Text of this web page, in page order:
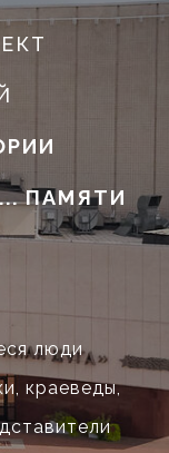
ПАМЯТИ
люди
краеведы,